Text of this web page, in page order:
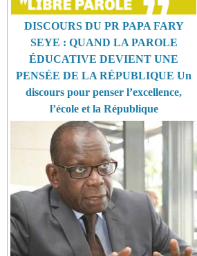
DISCOURS DU PR PAPA FARY
SEYE : QUAND LA PAROLE
ÉDUCATIVE DEVIENT UNE
PENSÉE DE LA RÉPUBLIQUE Un
discours pour penser l’excellence,
l’école et la République